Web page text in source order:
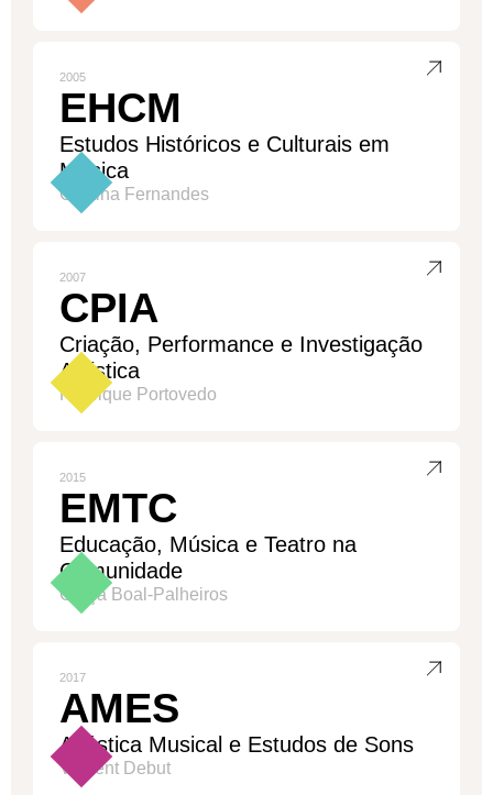
2005
EHCM
Estudos Históricos e Culturais em
Música
Cristina Fernandes
2007
CPIA
Criação, Performance e Investigação
Artística
Henrique Portovedo
2015
EMTC
Educação, Música e Teatro na
Comunidade
Graça Boal-Palheiros
2017
AMES
Acústica Musical e Estudos de Sons
Vincent Debut